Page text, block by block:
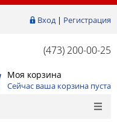
Вход| Регистрация
(473) 200-00-25
Моя корзина
Сейчас ваша корзина пуста